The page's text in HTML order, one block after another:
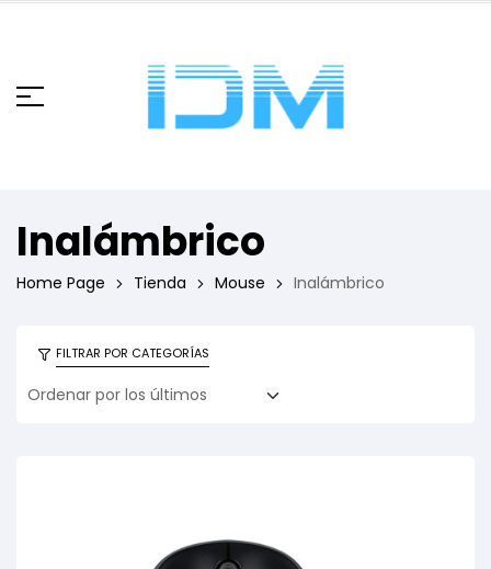
Inalámbrico
Home Page Tienda Mouse Inalámbrico
FILTRAR POR CATEGORÍAS